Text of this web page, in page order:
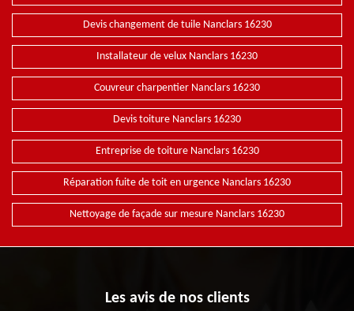
Devis changement de tuile Nanclars 16230
Installateur de velux Nanclars 16230
Couvreur charpentier Nanclars 16230
Devis toiture Nanclars 16230
Entreprise de toiture Nanclars 16230
Réparation fuite de toit en urgence Nanclars 16230
Nettoyage de façade sur mesure Nanclars 16230
Les avis de nos clients